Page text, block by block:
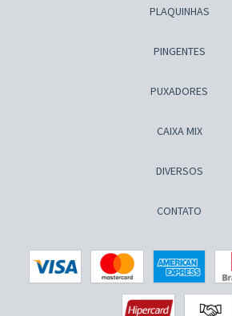
PLAQUINHAS
PINGENTES
PUXADORES
CAIXA MIX
DIVERSOS
CONTATO